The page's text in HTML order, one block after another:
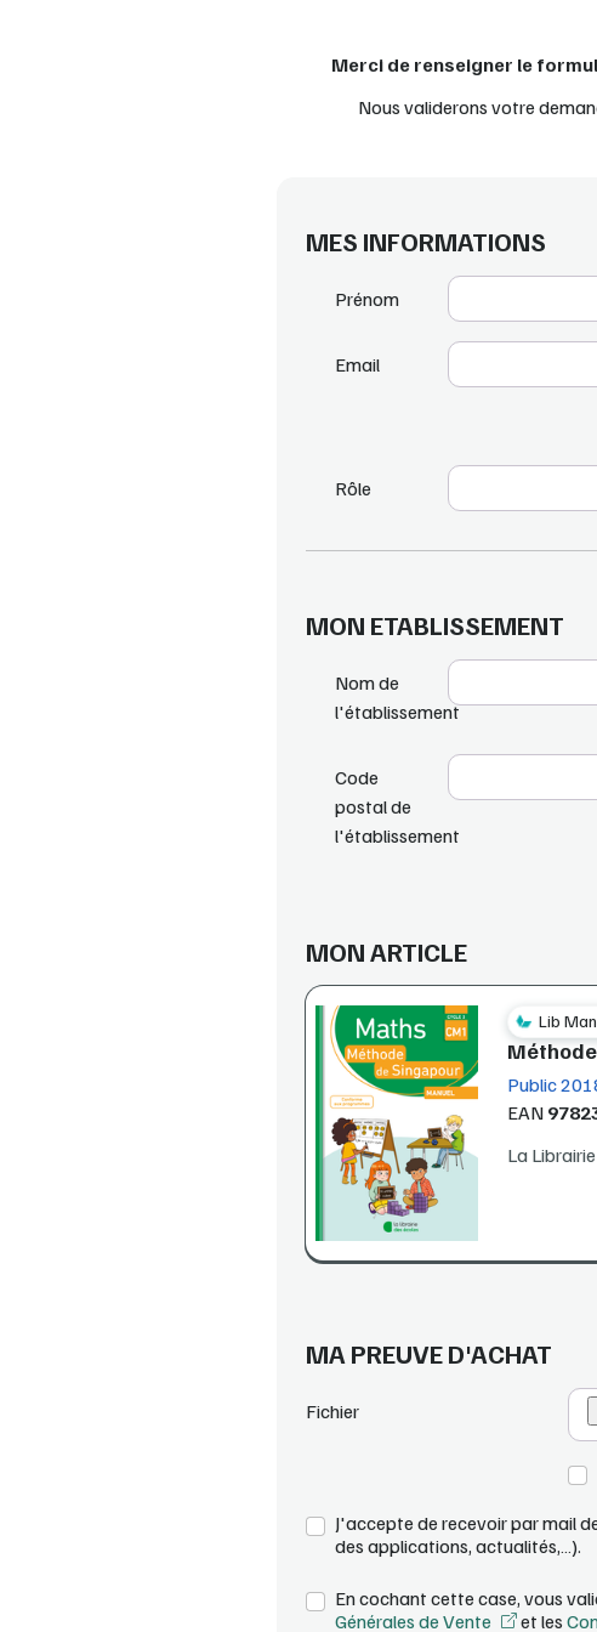
Merci de renseigner le
Nous validerons votre
MES INFORMATIONS
Prénom
Email
Rôle
MON ETABLISSEMENT
Nom de
l'établissement
Code
postal de
l'établissement
MON ARTICLE
Lib
Public
EAN
La
MA PREUVE D'ACHAT
Fichier
J'accepte de recevoir par mail
des applications, actualités,…).
En cochant cette case, vous
Générales de Vente
et les